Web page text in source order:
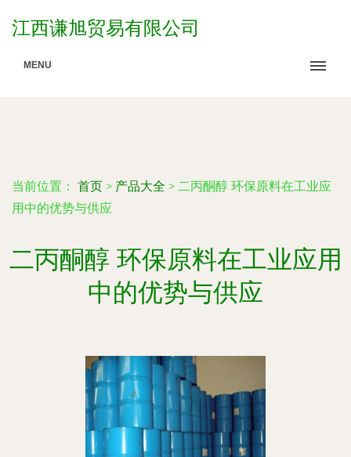
江西谦旭贸易有限公司
MENU
当前位置： 首页 > 产品大全 > 二丙酮醇 环保原料在工业应
用中的优势与供应
二丙酮醇 环保原料在工业应用
中的优势与供应